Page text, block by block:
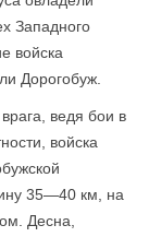
Западного
войска
Дорогобуж.
ведя бои в
войска
35—40 км, на
Десна,